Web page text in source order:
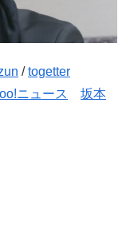
/togetter
ニュース
坂本